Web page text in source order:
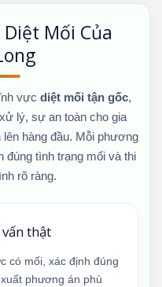
Mối Của
vực diệt mối tận gốc,
lý, sự an toàn cho gia
hàng đầu. Mỗi phương
tình trạng mối và thi
rõ ràng.
thật
có mối, xác định đúng
phương án phù